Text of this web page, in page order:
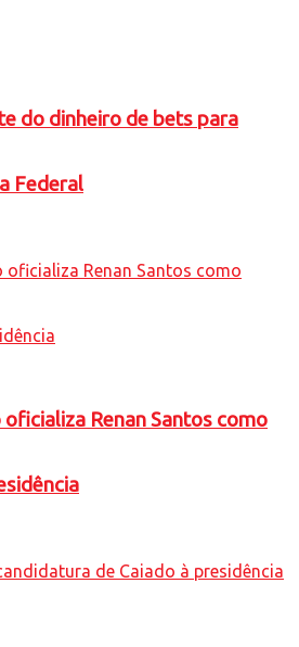
do dinheiro de bets para
Federal
Renan Santos como